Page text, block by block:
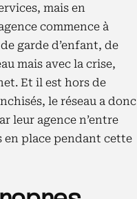
mais en
commence à
garde d’enfant, de
mais avec la crise,
Et il est hors de
le réseau a donc
leur agence n’entre
en place pendant cette